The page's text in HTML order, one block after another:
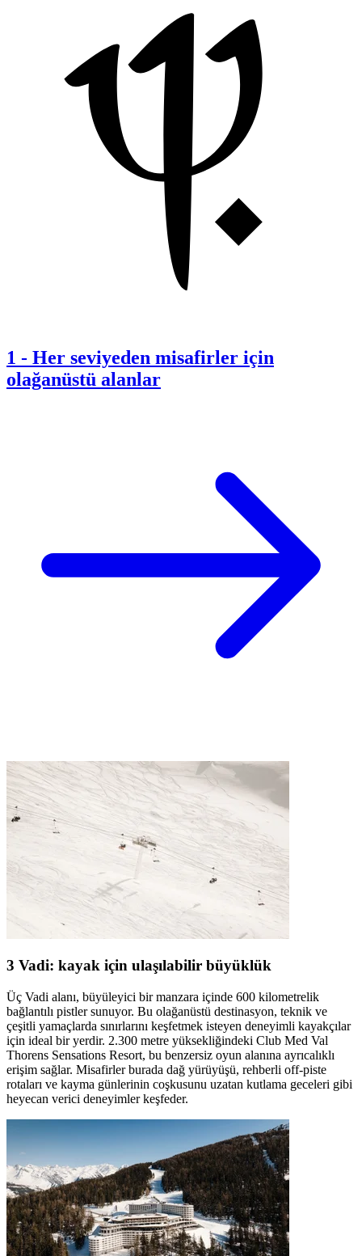
1 - Her seviyeden misafirler için
olağanüstü alanlar
3 Vadi: kayak için ulaşılabilir büyüklük
Üç Vadi alanı, büyüleyici bir manzara içinde 600 kilometrelik
bağlantılı pistler sunuyor. Bu olağanüstü destinasyon, teknik ve
çeşitli yamaçlarda sınırlarını keşfetmek isteyen deneyimli kayakçılar
için ideal bir yerdir. 2.300 metre yüksekliğindeki Club Med Val
Thorens Sensations Resort, bu benzersiz oyun alanına ayrıcalıklı
erişim sağlar. Misafirler burada dağ yürüyüşü, rehberli off-piste
rotaları ve kayma günlerinin coşkusunu uzatan kutlama geceleri gibi
heyecan verici deneyimler keşfeder.